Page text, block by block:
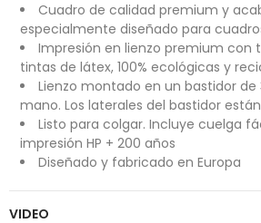
Cuadro de calidad premium y
especialmente diseñado para
Impresión en lienzo premium con
tintas de látex, 100% ecológicas y
Lienzo montado en un bastidor de
mano. Los laterales del bastidor
Listo para colgar. Incluye cuelga
impresión HP + 200 años
Diseñado y fabricado en Europa
VIDEO